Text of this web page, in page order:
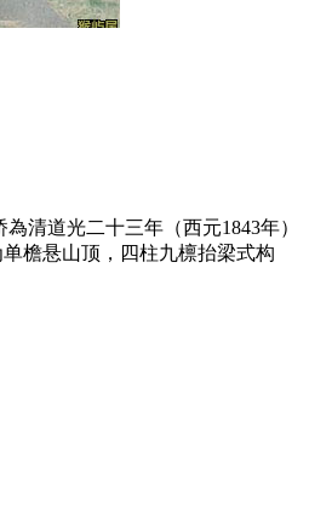
清道光二十三年（西元1843年）
檐悬山顶，四柱九檩抬梁式构